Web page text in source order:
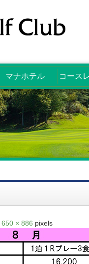
マナホテル コース
650 × 886 pixels